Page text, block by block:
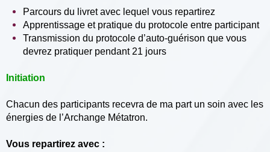
Parcours du livret avec lequel vous repartirez
Apprentissage et pratique du protocole entre participant
Transmission du protocole d’auto-guérison que vous
devrez pratiquer pendant 21 jours
Initiation
Chacun des participants recevra de ma part un soin avec les
énergies de l’Archange Métatron.
Vous repartirez avec :